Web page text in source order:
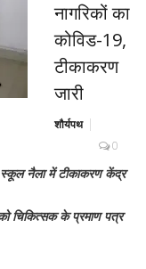
नागरिकों का
कोविड-19,
टीकाकरण
जारी
शौर्यपथ
0
स्कूल नैला में टीकाकरण केंद्र
चिकित्सक के प्रमाण पत्र